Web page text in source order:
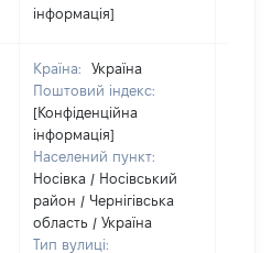
інформація]
Країна:
Україна
Поштовий індекс:
[Конфіденційна
інформація]
Населений пункт:
Носівка / Носівський
район / Чернігівська
область / Україна
Тип вулиці: